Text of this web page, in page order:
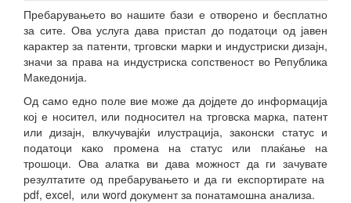
Пребарувањето во нашите бази е отворено и бесплатно
за сите. Ова услуга дава пристап до податоци од јавен
карактер за патенти, трговски марки и индустриски дизајн,
значи за права на индустриска сопственост во Република
Македонија.
Од само едно поле вие може да дојдете до информација
кој е носител, или подносител на трговска марка, патент
или дизајн, влкучувајќи илустрација, законски статус и
податоци како промена на статус или плаќање на
трошоци. Ова алатка ви дава можност да ги зачувате
резултатите од пребарувањето и да ги експортирате на
pdf, excel, или word документ за понатамошна анализа.